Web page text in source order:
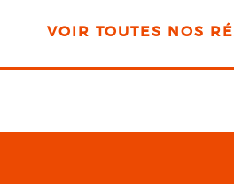
VOIR TOUTES NOS